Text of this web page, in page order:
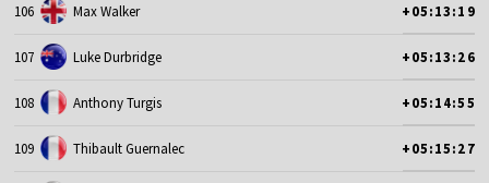
106 Max Walker +05:13:19
107 Luke Durbridge +05:13:26
108 Anthony Turgis +05:14:55
109 Thibault Guernalec +05:15:27